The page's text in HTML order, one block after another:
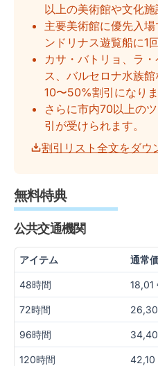
以上の美術館や文化施
主要美術館に優先入
ンドリナス遊覧船に1
カサ・バトリョ、ラ
ス、バルセロナ水族
10〜50%割引になりま
さらに市内70以上の
引が受けられます。
割引リスト全文をダウ
無料特典
公共交通機関
アイテム 通常
48時間 18,01
72時間
96時間
120時間 42,10